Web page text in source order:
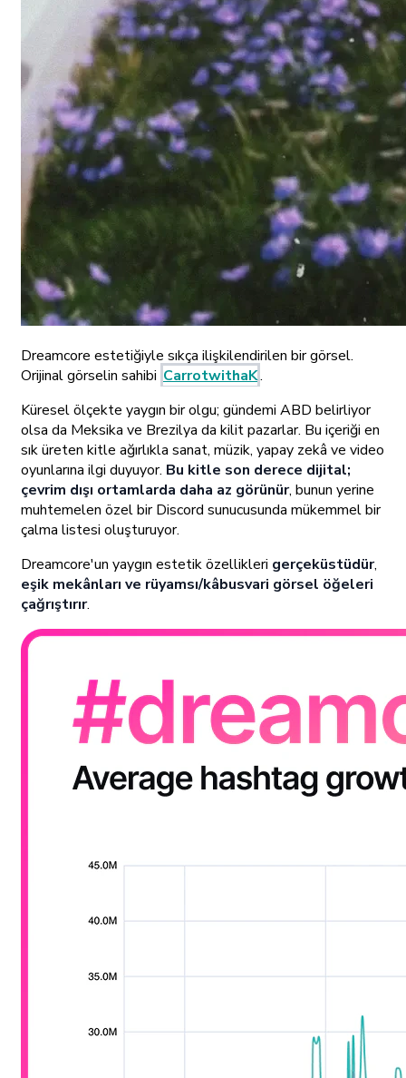
Dreamcore estetiğiyle sıkça ilişkilendirilen bir görsel.
Orijinal görselin sahibi CarrotwithaK.
Küresel ölçekte yaygın bir olgu; gündemi ABD belirliyor
olsa da Meksika ve Brezilya da kilit pazarlar. Bu içeriği en
sık üreten kitle ağırlıkla sanat, müzik, yapay zekâ ve video
oyunlarına ilgi duyuyor. Bu kitle son derece dijital;
çevrim dışı ortamlarda daha az görünür, bunun yerine
muhtemelen özel bir Discord sunucusunda mükemmel bir
çalma listesi oluşturuyor.
Dreamcore'un yaygın estetik özellikleri gerçeküstüdür,
eşik mekânları ve rüyamsı/kâbusvari görsel öğeleri
çağrıştırır.